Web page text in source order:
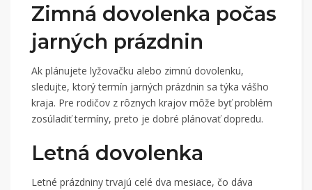
Zimná dovolenka počas
jarných prázdnin
Ak plánujete lyžovačku alebo zimnú dovolenku,
sledujte, ktorý termín jarných prázdnin sa týka vášho
kraja. Pre rodičov z rôznych krajov môže byť problém
zosúladiť termíny, preto je dobré plánovať dopredu.
Letná dovolenka
Letné prázdniny trvajú celé dva mesiace, čo dáva